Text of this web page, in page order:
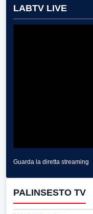
LABTV LIVE
Guarda la diretta streaming
PALINSESTO TV